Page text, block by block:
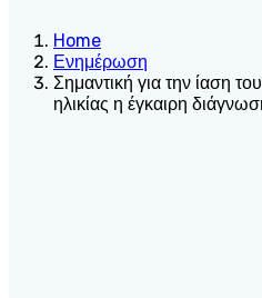
Home
Ενημέρωση
Σημαντική για την ίαση
ηλικίας η έγκαιρη